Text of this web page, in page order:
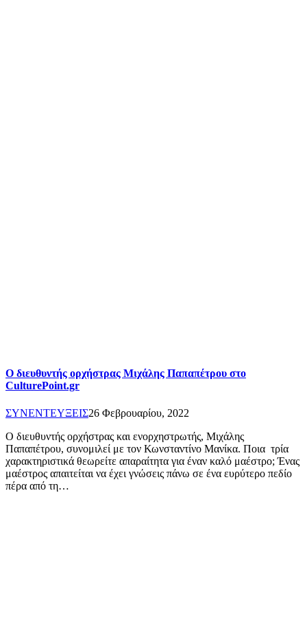
Ο διευθυντής ορχήστρας Μιχάλης Παπαπέτρου στο
CulturePoint.gr
ΣΥΝΕΝΤΕΥΞΕΙΣ26 Φεβρουαρίου, 2022
Ο διευθυντής ορχήστρας και ενορχηστρωτής, Μιχάλης
Παπαπέτρου, συνομιλεί με τον Κωνσταντίνο Μανίκα. Ποια τρία
χαρακτηριστικά θεωρείτε απαραίτητα για έναν καλό μαέστρο; Ένας
μαέστρος απαιτείται να έχει γνώσεις πάνω σε ένα ευρύτερο πεδίο
πέρα από τη…